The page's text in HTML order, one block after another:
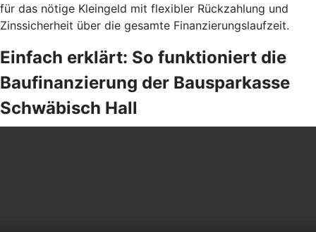
für das nötige Kleingeld mit flexibler Rückzahlung und
Zinssicherheit über die gesamte Finanzierungslaufzeit.
Einfach erklärt: So funktioniert die
Baufinanzierung der Bausparkasse
Schwäbisch Hall